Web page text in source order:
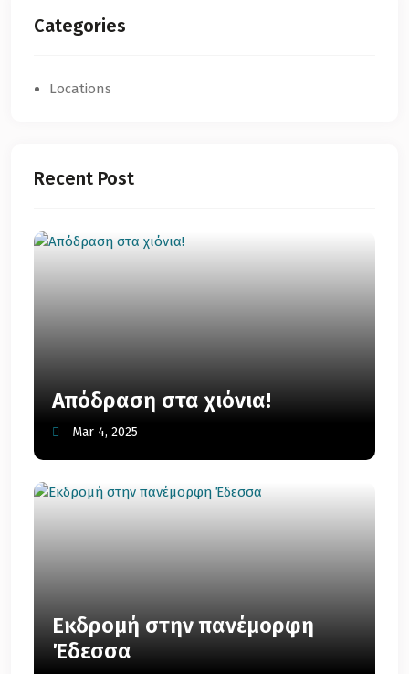
Categories
Locations
Recent Post
Απόδραση στα χιόνια!
Mar 4, 2025
Εκδρομή στην πανέμορφη
Έδεσσα